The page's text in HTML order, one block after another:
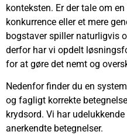
konteksten. Er der tale om
konkurrence eller et mere
bogstaver spiller naturligvis
derfor har vi opdelt
for at gøre det nemt og
Nedenfor finder du en
og fagligt korrekte
krydsord. Vi har
anerkendte betegnelser.